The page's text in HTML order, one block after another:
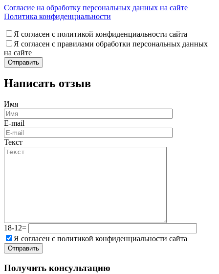
Согласие на обработку персональных данных на сайте
Политика конфиденциальности
Я согласен с политикой конфиденциальности сайта
Я согласен с правилами обработки персональных данных
на сайте
Написать отзыв
Имя
E-mail
Текст
18-12=
Я согласен с политикой конфиденциальности сайта
Получить консультацию